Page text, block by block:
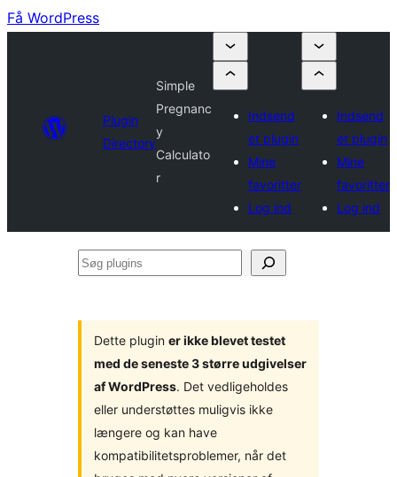
Få WordPress
Plugin
Directory
Simple
Pregnanc
y
Calculato
r
Indsend
et plugin
Mine
favoritter
Log ind
Indsend
et plugin
Mine
favoritter
Log ind
Søg
Dette plugin er ikke blevet testet
med de seneste 3 større udgivelser
af WordPress. Det vedligeholdes
eller understøttes muligvis ikke
længere og kan have
kompatibilitetsproblemer, når det